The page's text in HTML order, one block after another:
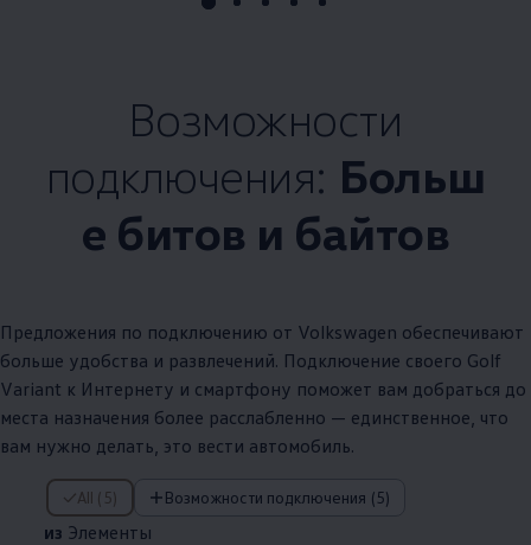
Возможности
подключения: Больш
е битов и байтов
Предложения по подключению от Volkswagen обеспечивают
больше удобства и развлечений. Подключение своего Golf
Variant к Интернету и смартфону поможет вам добраться до
места назначения более расслабленно — единственное, что
вам нужно делать, это вести автомобиль.
All (5) Возможности подключения (5)
из Элементы
из Элементы